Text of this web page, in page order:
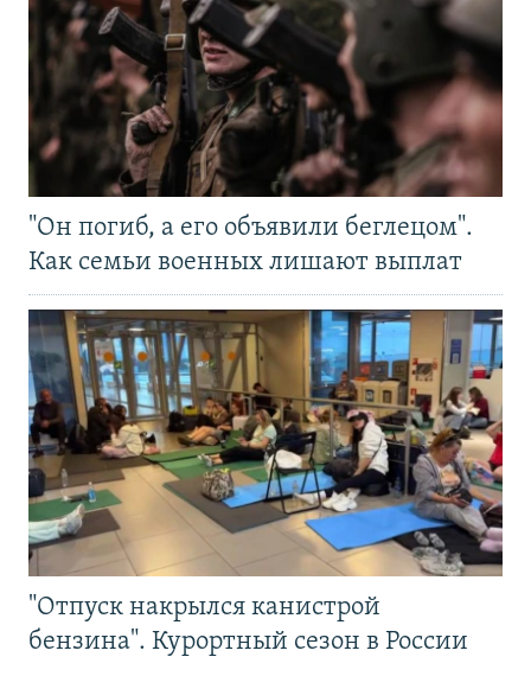
"Он погиб, а его объявили беглецом".
Как семьи военных лишают выплат
"Отпуск накрылся канистрой
бензина". Курортный сезон в России